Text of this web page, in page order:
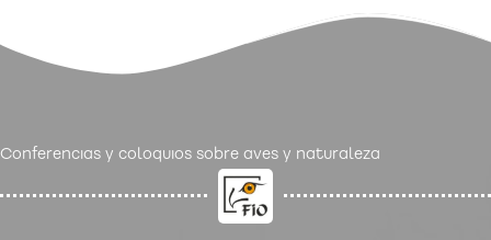
Conferencias y coloquios sobre aves y naturaleza